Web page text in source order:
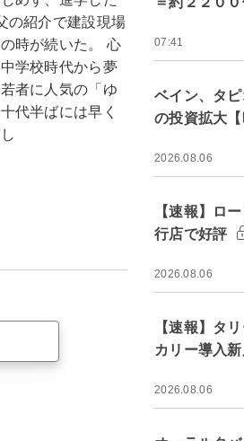
の紹介で建設現場
時が続いた。 心
学校時代から夢
者に人気の「ゆ
代半ばには早く
07:41
ベイン、タ
の投資拡大
2026.08.06
【速報】ロ
行店で好評
2026.08.06
【速報】タ
カリー導入
2026.08.06